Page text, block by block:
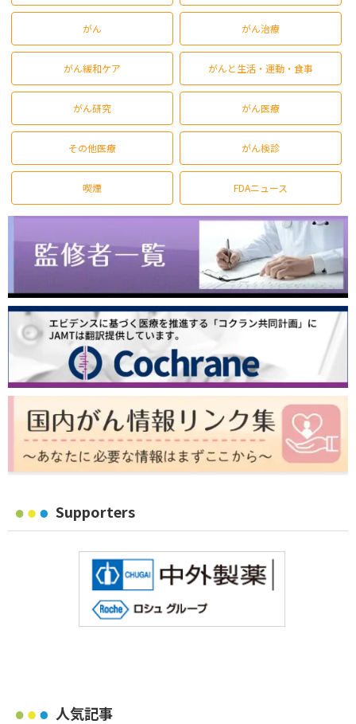
がん がん治療
がん緩和ケア がんと生活・運動・食事
がん研究 がん医療
その他医療 がん検診
喫煙 FDAニュース
Supporters
人気記事